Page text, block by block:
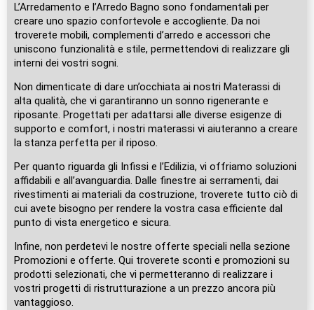
L’Arredamento e l’Arredo Bagno sono fondamentali per
creare uno spazio confortevole e accogliente. Da noi
troverete mobili, complementi d’arredo e accessori che
uniscono funzionalità e stile, permettendovi di realizzare gli
interni dei vostri sogni.
Non dimenticate di dare un’occhiata ai nostri Materassi di
alta qualità, che vi garantiranno un sonno rigenerante e
riposante. Progettati per adattarsi alle diverse esigenze di
supporto e comfort, i nostri materassi vi aiuteranno a creare
la stanza perfetta per il riposo.
Per quanto riguarda gli Infissi e l’Edilizia, vi offriamo soluzioni
affidabili e all’avanguardia. Dalle finestre ai serramenti, dai
rivestimenti ai materiali da costruzione, troverete tutto ciò di
cui avete bisogno per rendere la vostra casa efficiente dal
punto di vista energetico e sicura.
Infine, non perdetevi le nostre offerte speciali nella sezione
Promozioni e offerte. Qui troverete sconti e promozioni su
prodotti selezionati, che vi permetteranno di realizzare i
vostri progetti di ristrutturazione a un prezzo ancora più
vantaggioso.